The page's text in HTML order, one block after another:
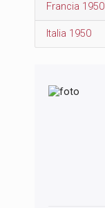
Francia 1950
Italia 1950